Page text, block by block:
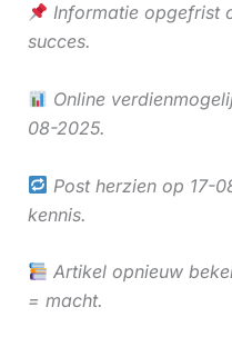
Informatie opgefrist
succes.
Online
08-2025.
Post herzien op 17-
kennis.
Artikel opnieuw
= macht.